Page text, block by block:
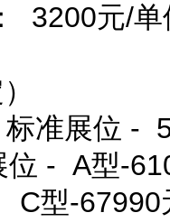
3200元/单
准展位 -
-61000
/9㎡